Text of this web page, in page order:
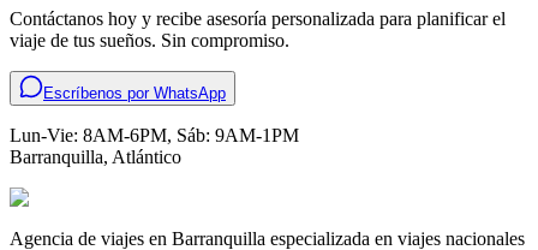
Contáctanos hoy y recibe asesoría personalizada para planificar el
viaje de tus sueños. Sin compromiso.
Escríbenos por WhatsApp
Lun-Vie: 8AM-6PM, Sáb: 9AM-1PM
Barranquilla, Atlántico
Agencia de viajes en Barranquilla especializada en viajes nacionales